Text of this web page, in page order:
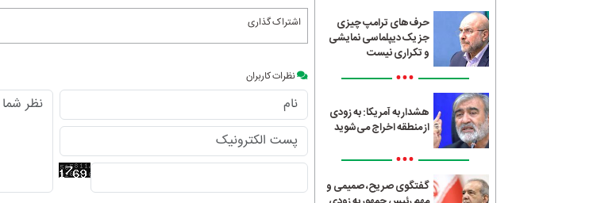
حرف‌های ترامپ چیزی
جز یک دیپلماسی نمایشی
و تکراری نیست
•••
هشدار به آمریکا: به زودی
از منطقه اخراج می‌شوید
•••
گفتگوی صریح، صمیمی و
اشتراک گذاری
نظرات کاربران